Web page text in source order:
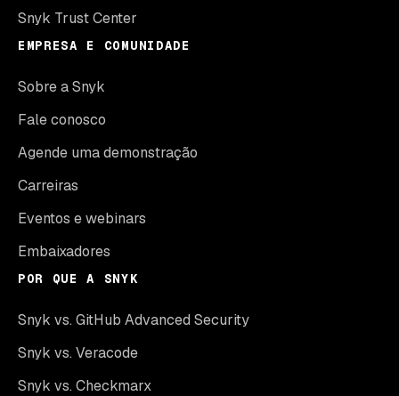
Snyk Trust Center
EMPRESA E COMUNIDADE
Sobre a Snyk
Fale conosco
Agende uma demonstração
Carreiras
Eventos e webinars
Embaixadores
POR QUE A SNYK
Snyk vs. GitHub Advanced Security
Snyk vs. Veracode
Snyk vs. Checkmarx